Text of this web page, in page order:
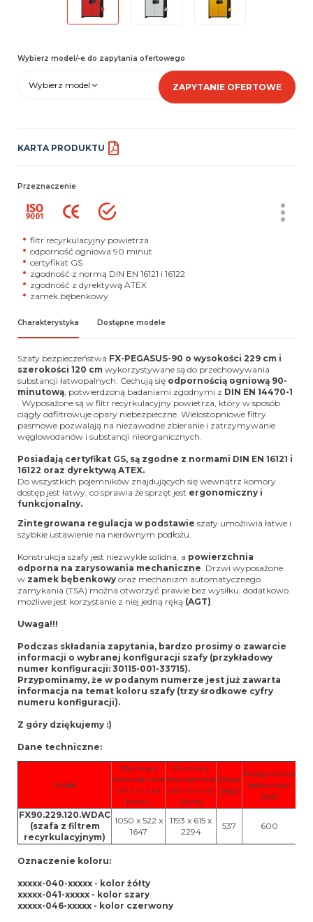
Wybierz model/-e do zapytania ofertowego
Wybierz model ZAPYTANIE OFERTOWE
KARTA PRODUKTU
Przeznaczenie
filtr recyrkulacyjny powietrza
odporność ogniowa 90 minut
certyfikat GS
zgodność z normą DIN EN 16121 i 16122
zgodność z dyrektywą ATEX
zamek bębenkowy
Charakterystyka Dostępne modele
Szafy bezpieczeństwa FX-PEGASUS-90 o wysokości 229 cm i
szerokości 120 cm wykorzystywane są do przechowywania
substancji łatwopalnych. Cechują się odpornością ogniową 90-
minutową, potwierdzoną badaniami zgodnymi z DIN EN 14470-1
. Wyposażone są w filtr recyrkulacyjny powietrza, który w sposób
ciągły odfiltrowuje opary niebezpieczne. Wielostopniowe filtry
pasmowe pozwalają na niezawodne zbieranie i zatrzymywanie
węglowodanów i substancji nieorganicznych.
Posiadają certyfikat GS, są zgodne z normami DIN EN 16121 i
16122 oraz dyrektywą ATEX.
Do wszystkich pojemników znajdujących się wewnątrz komory
dostęp jest łatwy, co sprawia że sprzęt jest ergonomiczny i
funkcjonalny.
Zintegrowana regulacja w podstawie szafy umożliwia łatwe i
szybkie ustawienie na nierównym podłożu.
Konstrukcja szafy jest niezwykle solidna, a powierzchnia
odporna na zarysowania mechaniczne. Drzwi wyposażone
w zamek bębenkowy oraz mechanizm automatycznego
zamykania (TSA) można otworzyć prawie bez wysiłku, dodatkowo
możliwe jest korzystanie z niej jedną ręką (AGT).
Uwaga!!!
Podczas składania zapytania, bardzo prosimy o zawarcie
informacji o wybranej konfiguracji szafy (przykładowy
numer konfiguracji: 30115-001-33715).
Przypominamy, że w podanym numerze jest już zawarta
informacja na temat koloru szafy (trzy środkowe cyfry
numeru konfiguracji).
Z góry dziękujemy :)
Dane techniczne:
Model
Wymiary
wewnętrzne
(W x D x H)
[mm]
Wymiary
zewnętrzne
(W x D x H)
[mm]
Waga
[kg]
Maksymalna
ładowność
[kg]
FX90.229.120.WDAC
(szafa z filtrem
recyrkulacyjnym)
1050 x 522 x
1647
1193 x 615 x
2294
537 600
Oznaczenie koloru:
xxxxx-040-xxxxx - kolor żółty
xxxxx-041-xxxxx - kolor szary
xxxxx-046-xxxxx - kolor czerwony